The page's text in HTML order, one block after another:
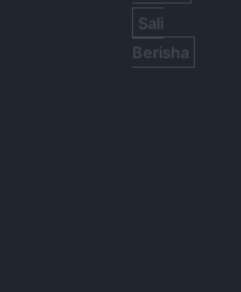
Sali
Berisha